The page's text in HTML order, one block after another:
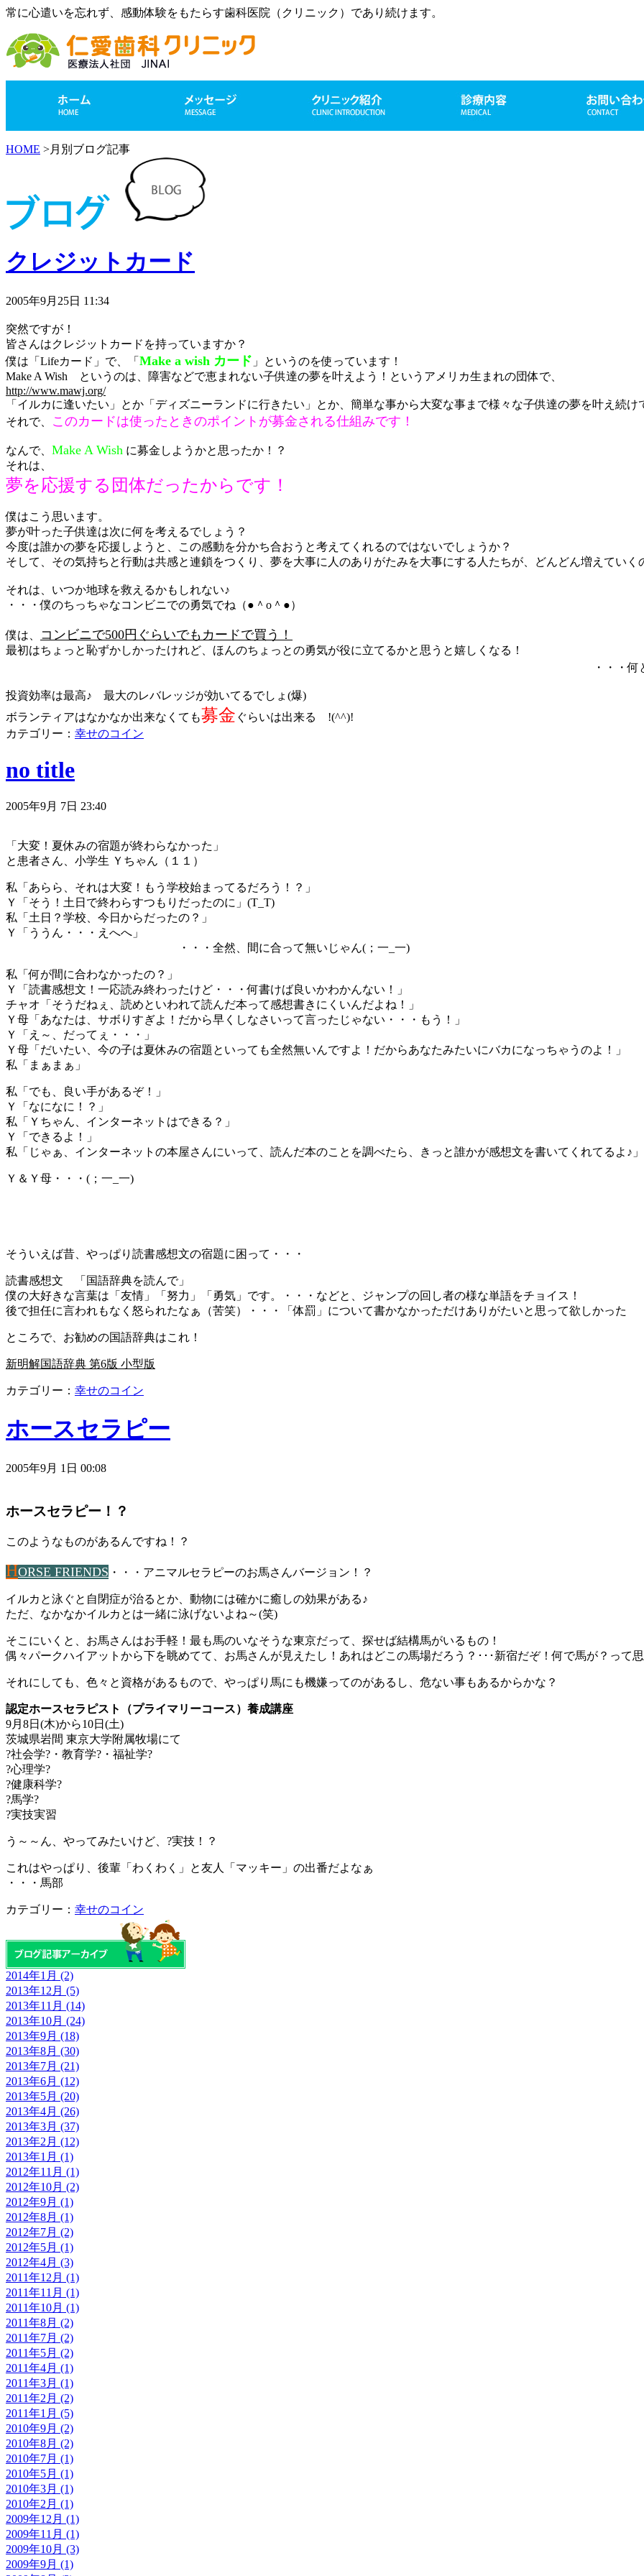
常に心遣いを忘れず、感動体験をもたらす歯科医院（クリニック）であり続けます。
HOME >月別ブログ記事
クレジットカード
2005年9月25日 11:34
突然ですが！
皆さんはクレジットカードを持っていますか？
僕は「Lifeカード」で、「 Make a wish カード 」というのを使っています！
Make A Wish というのは、障害などで恵まれない子供達の夢を叶えよう！というアメリカ生まれの団体で、
http://www.mawj.org/
「イルカに逢いたい」とか「ディズニーランドに行きたい」とか、簡単な事から大変な事まで様々な子供達の夢を叶え続け
それで、
このカードは使ったときのポイントが募金される仕組みです！
なんで、 Make A Wish に募金しようかと思ったか！？
それは、
夢を応援する団体だったからです！
僕はこう思います。
夢が叶った子供達は次に何を考えるでしょう？
今度は誰かの夢を応援しようと、この感動を分かち合おうと考えてくれるのではないでしょうか？
そして、その気持ちと行動は共感と連鎖をつくり、夢を大事に人のありがたみを大事にする人たちが、どんどん増えていく
それは、いつか地球を救えるかもしれない♪
・・・僕のちっちゃなコンビニでの勇気でね（●＾o＾●）
僕は、 コンビニで500円ぐらいでもカードで買う！
最初はちょっと恥ずかしかったけれど、ほんのちょっとの勇気が役に立てるかと思うと嬉しくなる！
・・・
投資効率は最高♪ 最大のレバレッジが効いてるでしょ(爆)
ボランティアはなかなか出来なくても募金 ぐらいは出来る !(^^)!
カテゴリー： 幸せのコイン
no title
2005年9月 7日 23:40
「大変！夏休みの宿題が終わらなかった」
と患者さん、小学生 Ｙちゃん（１１）
私「あらら、それは大変！もう学校始まってるだろう！？」
Ｙ「そう！土日で終わらすつもりだったのに」(T_T)
私「土日？学校、今日からだったの？」
Ｙ「ううん・・・えへへ」
・・・全然、間に合って無いじゃん(；一_一)
私「何が間に合わなかったの？」
Ｙ「読書感想文！一応読み終わったけど・・・何書けば良いかわかんない！」
チャオ「そうだねぇ、読めといわれて読んだ本って感想書きにくいんだよね！」
Ｙ母「あなたは、サボりすぎよ！だから早くしなさいって言ったじゃない・・・もう！」
Ｙ「え～、だってぇ・・・」
Ｙ母「だいたい、今の子は夏休みの宿題といっても全然無いんですよ！だからあなたみたいにバカになっちゃうのよ！」
私「まぁまぁ」
私「でも、良い手があるぞ！」
Ｙ「なになに！？」
私「Ｙちゃん、インターネットはできる？」
Ｙ「できるよ！」
私「じゃぁ、インターネットの本屋さんにいって、読んだ本のことを調べたら、きっと誰かが感想文を書いてくれてるよ♪」
Ｙ＆Ｙ母・・・(；一_一)
そういえば昔、やっぱり読書感想文の宿題に困って・・・
読書感想文 「国語辞典を読んで」
僕の大好きな言葉は「友情」「努力」「勇気」です。・・・などと、ジャンプの回し者の様な単語をチョイス！
後で担任に言われもなく怒られたなぁ（苦笑）・・・「体罰」について書かなかっただけありがたいと思って欲しかった
ところで、お勧めの国語辞典はこれ！
新明解国語辞典 第6版 小型版
カテゴリー： 幸せのコイン
ホースセラピー
2005年9月 1日 00:08
ホースセラピー！？
このようなものがあるんですね！？
HORSE FRIENDS ・・・アニマルセラピーのお馬さんバージョン！？
イルカと泳ぐと自閉症が治るとか、動物には確かに癒しの効果がある♪
ただ、なかなかイルカとは一緒に泳げないよね～(笑)
そこにいくと、お馬さんはお手軽！最も馬のいなそうな東京だって、探せば結構馬がいるもの！
偶々パークハイアットから下を眺めてて、お馬さんが見えたし！あれはどこの馬場だろう？･･･新宿だぞ！何で馬が？って
それにしても、色々と資格があるもので、やっぱり馬にも機嫌ってのがあるし、危ない事もあるからかな？
認定ホースセラピスト（プライマリーコース）養成講座
9月8日(木)から10日(土)
茨城県岩間 東京大学附属牧場にて
?社会学?・教育学?・福祉学?
?心理学?
?健康科学?
?馬学?
?実技実習
う～～ん、やってみたいけど、?実技！？
これはやっぱり、後輩「わくわく」と友人「マッキー」の出番だよなぁ
・・・馬部
カテゴリー： 幸せのコイン
2014年1月 (2)
2013年12月 (5)
2013年11月 (14)
2013年10月 (24)
2013年9月 (18)
2013年8月 (30)
2013年7月 (21)
2013年6月 (12)
2013年5月 (20)
2013年4月 (26)
2013年3月 (37)
2013年2月 (12)
2013年1月 (1)
2012年11月 (1)
2012年10月 (2)
2012年9月 (1)
2012年8月 (1)
2012年7月 (2)
2012年5月 (1)
2012年4月 (3)
2011年12月 (1)
2011年11月 (1)
2011年10月 (1)
2011年8月 (2)
2011年7月 (2)
2011年5月 (2)
2011年4月 (1)
2011年3月 (1)
2011年2月 (2)
2011年1月 (5)
2010年9月 (2)
2010年8月 (2)
2010年7月 (1)
2010年5月 (1)
2010年3月 (1)
2010年2月 (1)
2009年12月 (1)
2009年11月 (1)
2009年10月 (3)
2009年9月 (1)